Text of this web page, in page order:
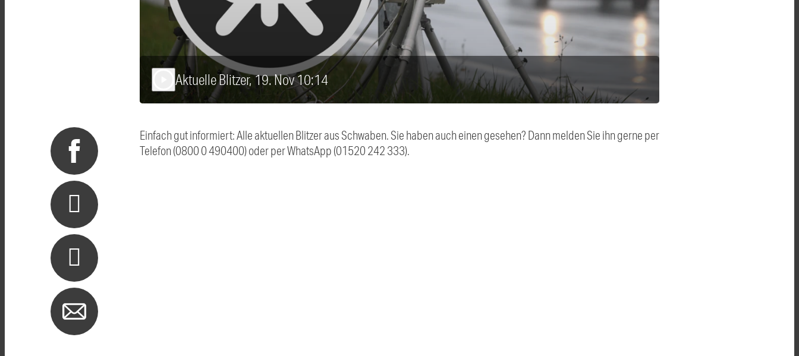
Aktuelle Blitzer, 19. Nov 10:14
Einfach gut informiert: Alle aktuellen Blitzer aus Schwaben. Sie haben auch einen gesehen? Dann melden Sie ihn gerne per
Telefon (0800 0 490400) oder per WhatsApp (01520 242 333).